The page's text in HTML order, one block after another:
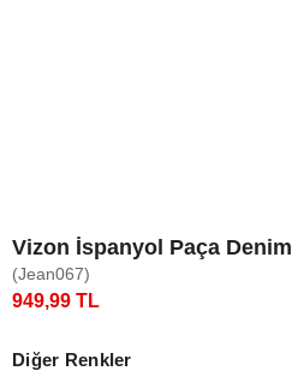
Vizon İspanyol Paça Denim
(Jean067)
949,99 TL
Diğer Renkler